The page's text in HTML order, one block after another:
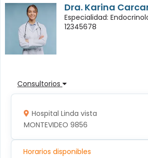
Dra. Karina
Especialidad:
12345678
Consultorios
Hospital Linda vista
MONTEVIDEO 9856
Horarios disponibles